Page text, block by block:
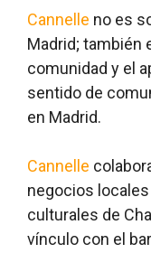
Cannelle no es
Madrid; también
comunidad y el
sentido de
en Madrid.
Cannelle
negocios
culturales de
vínculo con el